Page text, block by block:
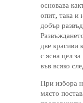
основава
опит, така и
добър
две красиви
с ясна цел
във всяко
При избора
място